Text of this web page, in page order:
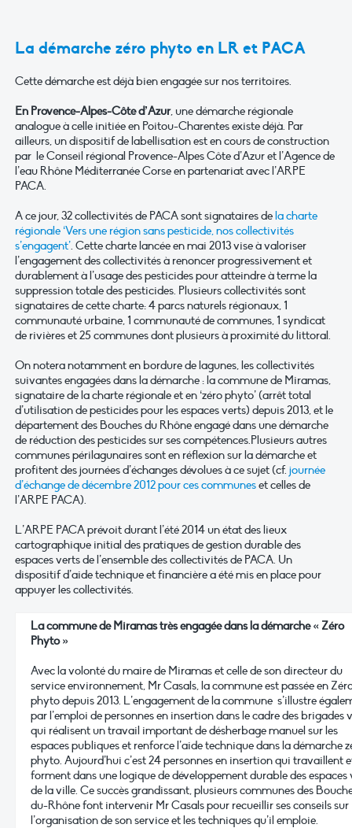
La démarche zéro phyto en LR et PACA
Cette démarche est déjà bien engagée sur nos territoires.
En Provence-Alpes-Côte d’Azur, une démarche régionale
analogue à celle initiée en Poitou-Charentes existe déjà. Par
ailleurs, un dispositif de labellisation est en cours de construction
par le Conseil régional Provence-Alpes Côte d’Azur et l’Agence de
l’eau Rhône Méditerranée Corse en partenariat avec l’ARPE
PACA.
A ce jour, 32 collectivités de PACA sont signataires dela charte
régionale ‘Vers une région sans pesticide, nos collectivités
s’engagent’ . Cette charte lancée en mai 2013 vise à valoriser
l’engagement des collectivités à renoncer progressivement et
durablement à l’usage des pesticides pour atteindre à terme la
suppression totale des pesticides. Plusieurs collectivités sont
signataires de cette charte: 4 parcs naturels régionaux, 1
communauté urbaine, 1 communauté de communes, 1 syndicat
de rivières et 25 communes dont plusieurs à proximité du littoral.
On notera notamment en bordure de lagunes, les collectivités
suivantes engagées dans la démarche : la commune de Miramas,
signataire de la charte régionale et en ‘zéro phyto’ (arrêt total
d’utilisation de pesticides pour les espaces verts) depuis 2013, et le
département des Bouches du Rhône engagé dans une démarche
de réduction des pesticides sur ses compétences.Plusieurs autres
communes périlagunaires sont en réflexion sur la démarche et
profitent des journées d’échanges dévolues à ce sujet (cf. journée
d’échange de décembre 2012 pour ces communeset celles de
l’ARPE PACA).
L’ARPE PACA prévoit durant l’été 2014 un état des lieux
cartographique initial des pratiques de gestion durable des
espaces verts de l’ensemble des collectivités de PACA. Un
dispositif d’aide technique et financière a été mis en place pour
appuyer les collectivités.
La commune de Miramas très engagée dans la démarche « Zéro
Phyto »
Avec la volonté du maire de Miramas et celle de son directeur du
service environnement, Mr Casals, la commune est passée en
phyto depuis 2013. L’engagement de la commune s’illustre
par l’emploi de personnes en insertion dans le cadre des brigades
qui réalisent un travail important de désherbage manuel sur les
espaces publiques et renforce l’aide technique dans la démarche
phyto. Aujourd’hui c’est 24 personnes en insertion qui travaillent
forment dans une logique de développement durable des espaces
de la ville. Ce succès grandissant, plusieurs communes des
du-Rhône font intervenir Mr Casals pour recueillir ses conseils sur
l’organisation de son service et les techniques qu’il emploie.